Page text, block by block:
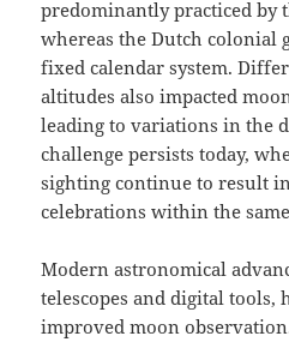
predominantly practiced by
whereas the Dutch colonial
fixed calendar system.
altitudes also impacted
leading to variations in the
challenge persists today,
sighting continue to result
celebrations within the
Modern astronomical
telescopes and digital tools,
improved moon